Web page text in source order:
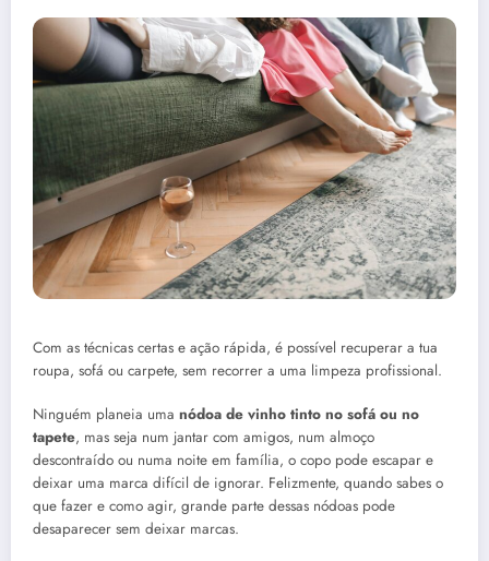
Com as técnicas certas e ação rápida, é possível recuperar a tua
roupa, sofá ou carpete, sem recorrer a uma limpeza profissional.
Ninguém planeia uma nódoa de vinho tinto no sofá ou no
tapete, mas seja num jantar com amigos, num almoço
descontraído ou numa noite em família, o copo pode escapar e
deixar uma marca difícil de ignorar. Felizmente, quando sabes o
que fazer e como agir, grande parte dessas nódoas pode
desaparecer sem deixar marcas.